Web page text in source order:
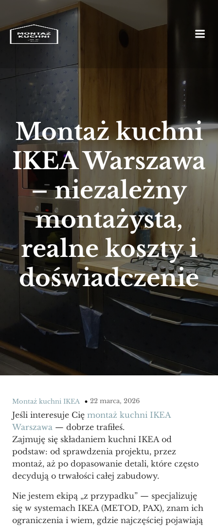
Montaż kuchni
IKEA Warszawa
– niezależny
montażysta,
realne koszty i
doświadczenie
Montaż kuchni IKEA 22 marca, 2026
Jeśli interesuje Cię montaż kuchni IKEA
Warszawa — dobrze trafiłeś.
Zajmuję się składaniem kuchni IKEA od
podstaw: od sprawdzenia projektu, przez
montaż, aż po dopasowanie detali, które często
decydują o trwałości całej zabudowy.
Nie jestem ekipą „z przypadku” — specjalizuję
się w systemach IKEA (METOD, PAX), znam ich
ograniczenia i wiem, gdzie najczęściej pojawiają